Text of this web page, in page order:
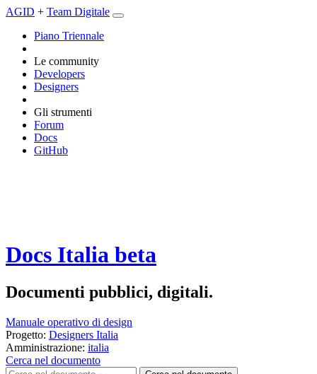
AGID + Team Digitale
Piano Triennale
Le community
Developers
Designers
Gli strumenti
Forum
Docs
GitHub
Docs Italia beta
Documenti pubblici, digitali.
Manuale operativo di design
Progetto: Designers Italia
Amministrazione: italia
Cerca nel documento